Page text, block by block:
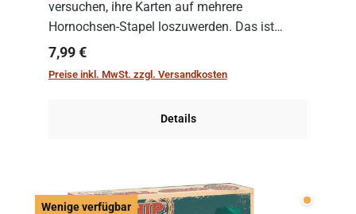
versuchen, ihre Karten auf mehrere
Hornochsen-Stapel loszuwerden. Das ist
kniffliger als gedacht, denn die Differenz
zwischen ausgespielter Karte und der
Regulärer Preis:
7,99 €
Preise inkl. MwSt. zzgl. Versandkosten
Details
Wenige verfügbar Wenige